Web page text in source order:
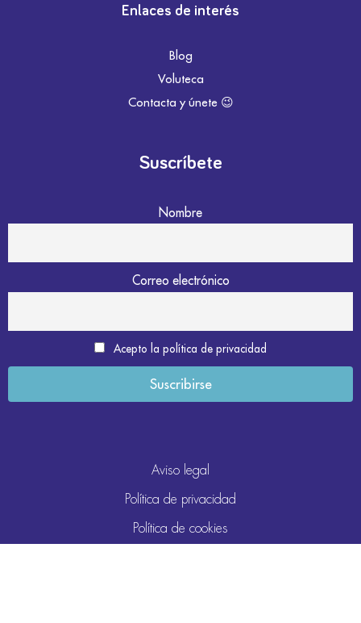
Enlaces de interés
Blog
Voluteca
Contacta y únete 😉
Suscríbete
Nombre
Correo electrónico
Acepto la política de privacidad
Aviso legal
Política de privacidad
Política de cookies